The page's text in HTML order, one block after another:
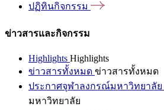
ปฏิทินกิจกรรม
ข่าวสารและกิจกรรม
Highlights Highlights
ข่าวสารทั้งหมด ข่าวสารทั้งหมด
ประกาศจุฬาลงกรณ์มหาวิทยาลัย
มหาวิทยาลัย